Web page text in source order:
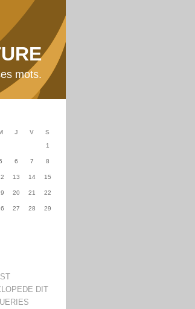
mots.
J V
S
1
6 7 8
13 14 15
20 21 22
27 28 29
DIT